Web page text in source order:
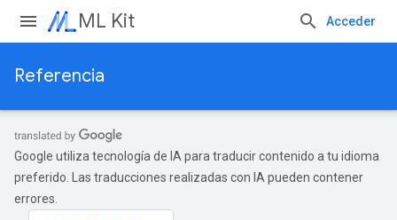
ML Kit Acceder
Referencia
Google utiliza tecnología de IA para traducir contenido a tu idioma
preferido. Las traducciones realizadas con IA pueden contener
errores.